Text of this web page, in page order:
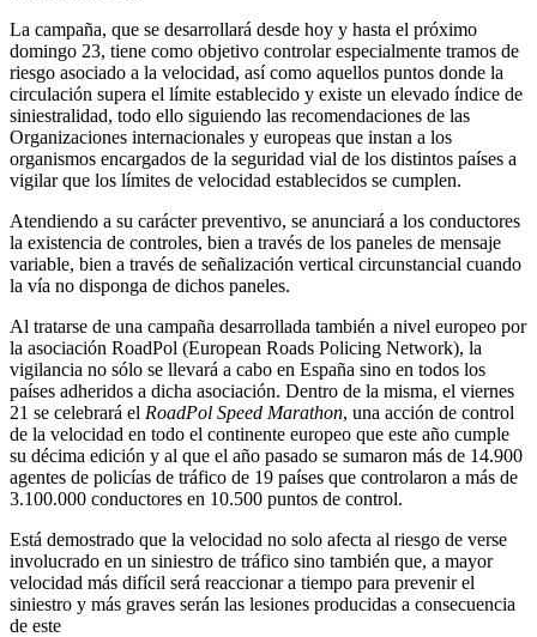
La campaña, que se desarrollará desde hoy y hasta el próximo
domingo 23, tiene como objetivo controlar especialmente tramos de
riesgo asociado a la velocidad, así como aquellos puntos donde la
circulación supera el límite establecido y existe un elevado índice de
siniestralidad, todo ello siguiendo las recomendaciones de las
Organizaciones internacionales y europeas que instan a los
organismos encargados de la seguridad vial de los distintos países a
vigilar que los límites de velocidad establecidos se cumplen.
Atendiendo a su carácter preventivo, se anunciará a los conductores
la existencia de controles, bien a través de los paneles de mensaje
variable, bien a través de señalización vertical circunstancial cuando
la vía no disponga de dichos paneles.
Al tratarse de una campaña desarrollada también a nivel europeo por
la asociación RoadPol (European Roads Policing Network), la
vigilancia no sólo se llevará a cabo en España sino en todos los
países adheridos a dicha asociación. Dentro de la misma, el viernes
21 se celebrará el RoadPol Speed Marathon, una acción de control
de la velocidad en todo el continente europeo que este año cumple
su décima edición y al que el año pasado se sumaron más de 14.900
agentes de policías de tráfico de 19 países que controlaron a más de
3.100.000 conductores en 10.500 puntos de control.
Está demostrado que la velocidad no solo afecta al riesgo de verse
involucrado en un siniestro de tráfico sino también que, a mayor
velocidad más difícil será reaccionar a tiempo para prevenir el
siniestro y más graves serán las lesiones producidas a consecuencia
de este